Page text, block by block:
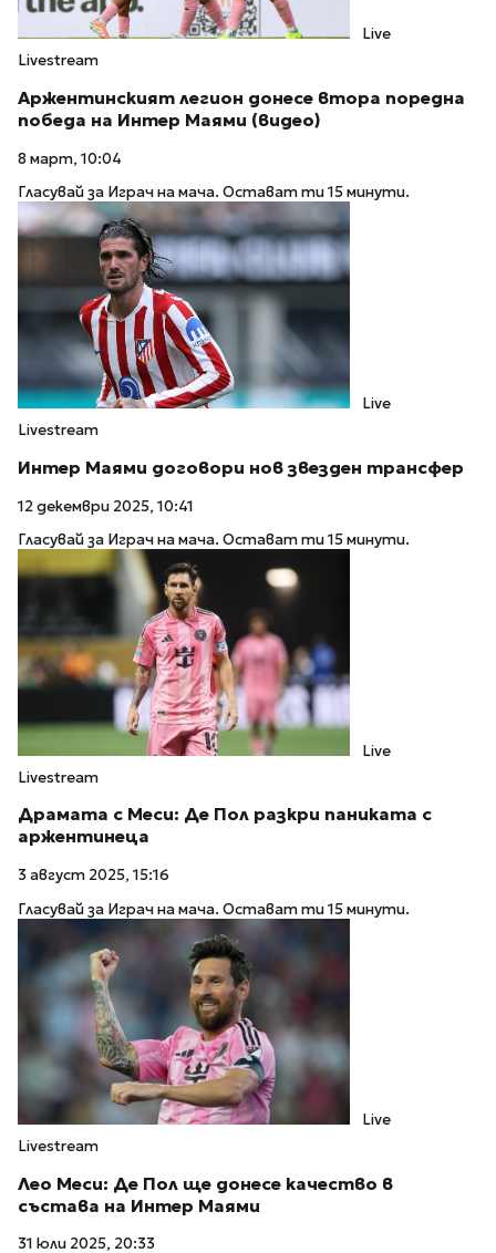
Live
Livestream
Аржентинският легион донесе втора поредна
победа на Интер Маями (видео)
8 март, 10:04
Гласувай за Играч на мача. Остават ти 15 минути.
Live
Livestream
Интер Маями договори нов звезден трансфер
12 декември 2025, 10:41
Гласувай за Играч на мача. Остават ти 15 минути.
Live
Livestream
Драмата с Меси: Де Пол разкри паниката с
аржентинеца
3 август 2025, 15:16
Гласувай за Играч на мача. Остават ти 15 минути.
Live
Livestream
Лео Меси: Де Пол ще донесе качество в
състава на Интер Маями
31 юли 2025, 20:33